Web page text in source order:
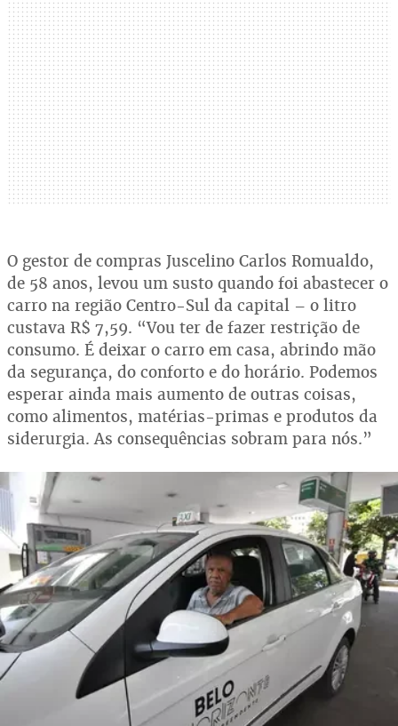
O gestor de compras Juscelino Carlos Romualdo,
de 58 anos, levou um susto quando foi abastecer o
carro na região Centro-Sul da capital – o litro
custava R$ 7,59. “Vou ter de fazer restrição de
consumo. É deixar o carro em casa, abrindo mão
da segurança, do conforto e do horário. Podemos
esperar ainda mais aumento de outras coisas,
como alimentos, matérias-primas e produtos da
siderurgia. As consequências sobram para nós.”